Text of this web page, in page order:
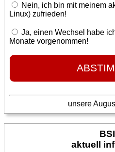
Nein, ich bin mit meinem
Linux) zufrieden!
Ja, einen Wechsel habe
Monate vorgenommen!
unsere
aktuell